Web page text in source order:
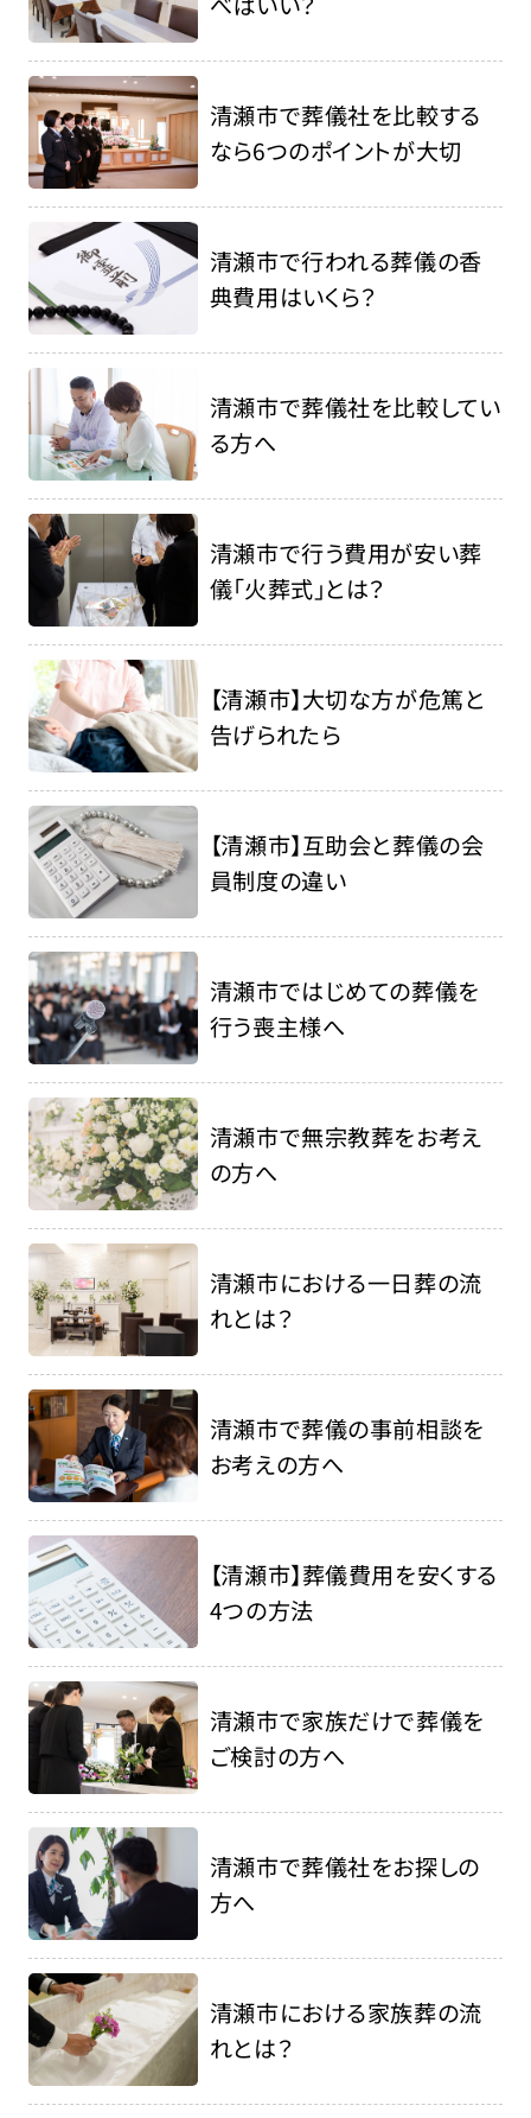
清瀬市で葬儀社を比較する
なら6つのポイントが大切
清瀬市で行われる葬儀の香
典費用はいくら？
清瀬市で葬儀社を比較してい
る方へ
清瀬市で行う費用が安い葬
儀「火葬式」とは？
【清瀬市】大切な方が危篤と
告げられたら
【清瀬市】互助会と葬儀の会
員制度の違い
清瀬市ではじめての葬儀を
行う喪主様へ
清瀬市で無宗教葬をお考え
の方へ
清瀬市における一日葬の流
れとは？
清瀬市で葬儀の事前相談を
お考えの方へ
【清瀬市】葬儀費用を安くする
4つの方法
清瀬市で家族だけで葬儀を
ご検討の方へ
清瀬市で葬儀社をお探しの
方へ
清瀬市における家族葬の流
れとは？